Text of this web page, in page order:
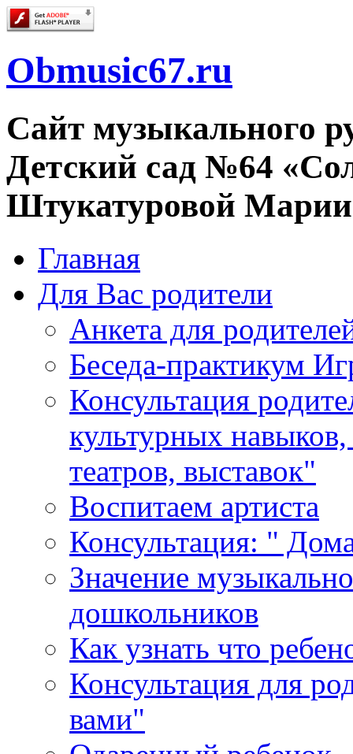
Obmusic67.ru
Сайт музыкального
Детский сад №64
Штукатуровой
Главная
Для Вас родители
Анкета для
Беседа-практикум
Консультация
культурных
театров, выставок"
Воспитаем артиста
Консультация: "
Значение
дошкольников
Как узнать что
Консультация для
вами"